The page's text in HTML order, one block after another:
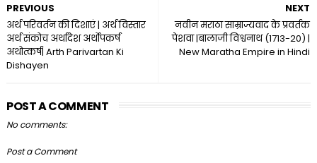
NEXT
नवीन मराठा साम्राज्यवाद के प्रवर्तक
पेशवा |बालाजी विश्वनाथ (1713-20) |
New Maratha Empire in Hindi
PREVIOUS
अर्थ परिवर्तन की दिशाएं | अर्थ विस्तार
अर्थ संकोच अर्थादेश अर्थोपकर्ष
अथोत्कर्ष| Arth Parivartan Ki
Dishayen
POST A COMMENT
No comments:
Post a Comment